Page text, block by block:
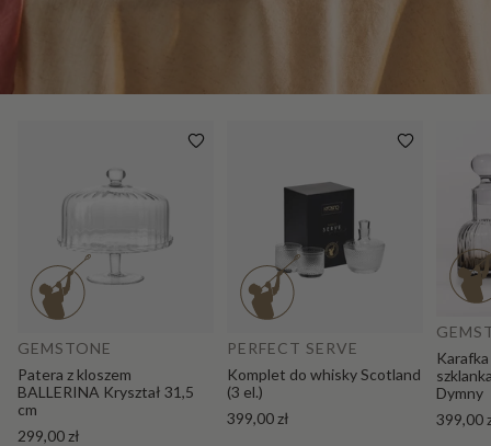
Dodaj do koszyka
GEMSTONE
Patera z kloszem
BALLERINA Kryształ 31,5
cm
299,00 zł
PERFECT SERVE
Komplet do whisky Scotland
(3 el.)
399,00 zł
Dymny
399,00